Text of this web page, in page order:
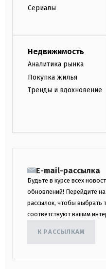
Сериалы
Недвижимость
Аналитика рынка
Покупка жилья
Тренды и вдохновение
E-mail-рассылка
Будьте в курсе всех
обновлений! Перейдите
рассылок, чтобы выбрать
соответствуют вашим
К РАССЫЛКАМ